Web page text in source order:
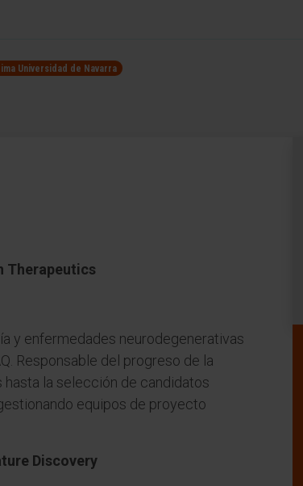
Universidad de Navarra
Therapeutics
y enfermedades neurodegenerativas
Responsable del progreso de la
la selección de candidatos
equipos de proyecto
Discovery